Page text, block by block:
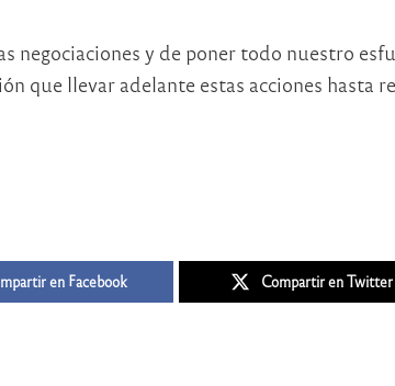
negociaciones y de poner todo nuestro
que llevar adelante estas acciones hasta
en Facebook Compartir en Twitter